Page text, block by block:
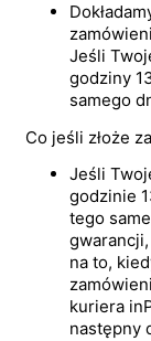
Jeśli
godziny
samego
Co jeśli złoże
Jeśli
godzinie
tego
na to,
kuriera
następny